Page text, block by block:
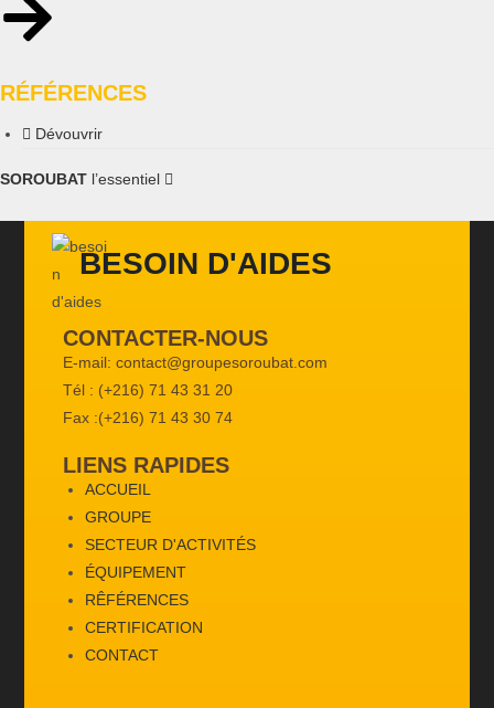
RÉFÉRENCES
Dévouvrir
SOROUBAT l’essentiel
BESOIN D'AIDES
CONTACTER-NOUS
E-mail: contact@groupesoroubat.com
Tél : (+216) 71 43 31 20
Fax :(+216) 71 43 30 74
LIENS RAPIDES
ACCUEIL
GROUPE
SECTEUR D'ACTIVITÉS
ÉQUIPEMENT
RÊFÉRENCES
CERTIFICATION
CONTACT